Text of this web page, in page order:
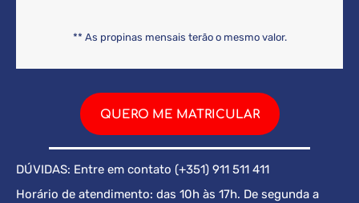
** As propinas mensais terão o mesmo valor.
QUERO ME MATRICULAR
DÚVIDAS: Entre em contato (+351) 911 511 411
Horário de atendimento: das 10h às 17h. De segunda a